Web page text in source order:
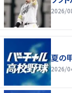
2026/
夏の
2026/